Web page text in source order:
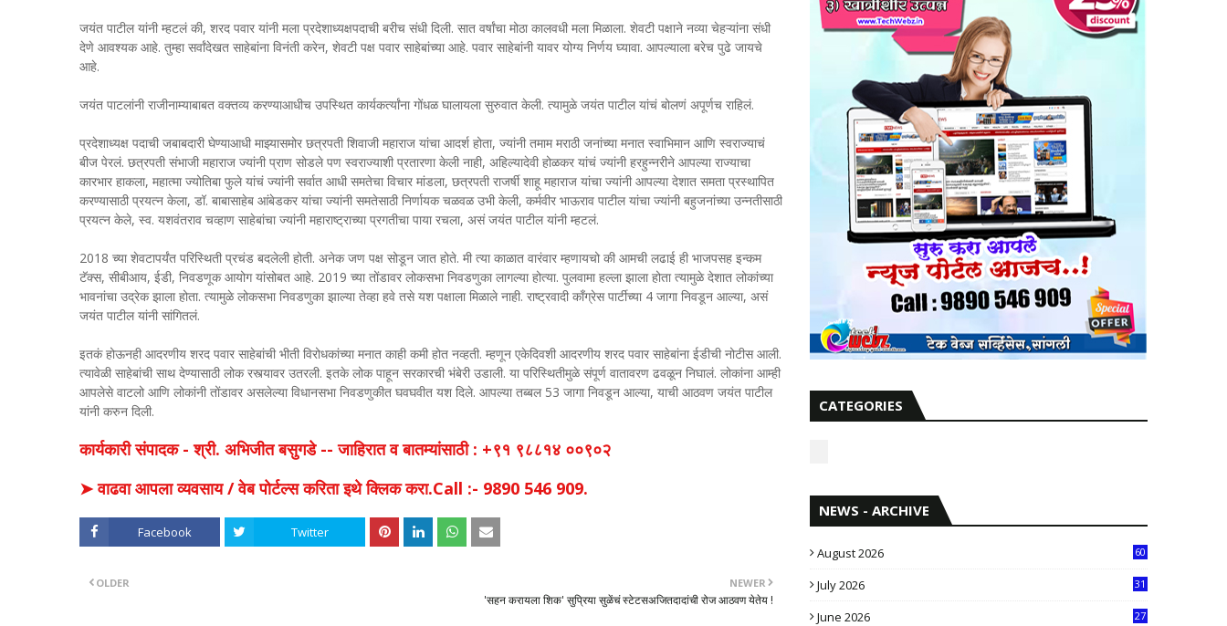
जयंत पाटील यांनी म्हटलं की, शरद पवार यांनी मला प्रदेशाध्यक्षपदाची बरीच संधी दिली. सात वर्षांचा मोठा कालवधी मला मिळाला. शेवटी पक्षाने नव्या चेहऱ्यांना संधी
देणे आवश्यक आहे. तुम्हा सर्वांदेखत साहेबांना विनंती करेन, शेवटी पक्ष पवार साहेबांच्या आहे. पवार साहेबांनी यावर योग्य निर्णय घ्यावा. आपल्याला बरेच पुढे जायचे
आहे.
जयंत पाटलांनी राजीनाम्याबाबत वक्तव्य करण्याआधीच उपस्थित कार्यकर्त्यांना गोंधळ घालायला सुरुवात केली. त्यामुळे जयंत पाटील यांचं बोलणं अपूर्णच राहिलं.
प्रदेशाध्यक्ष पदाची जबाबदारी घेण्याआधी माझ्यासमोर छत्रपती शिवाजी महाराज यांचा आदर्श होता, ज्यांनी तमाम मराठी जनांच्या मनात स्वाभिमान आणि स्वराज्याचं
बीज पेरलं. छत्रपती संभाजी महाराज ज्यांनी प्राण सोडले पण स्वराज्याशी प्रतारणा केली नाही, अहिल्यादेवी होळकर यांचं ज्यांनी हरहुन्नरीने आपल्या राज्याचा
कारभार हाकला, महात्मा ज्योतिबा फुले यांचं ज्यांनी सर्वात आधी समतेचा विचार मांडला, छत्रपती राजर्षी शाहू महाराज यांचा ज्यांनी आपल्या देशात समता प्रस्थापित
करण्यासाठी प्रयत्न केला, डॉ. बाबासाहेब आंबेडकर यांचा ज्यांनी समतेसाठी निर्णायक चळवळ उभी केली, कर्मवीर भाऊराव पाटील यांचा ज्यांनी बहुजनांच्या उन्नतीसाठी
प्रयत्न केले, स्व. यशवंतराव चव्हाण साहेबांचा ज्यांनी महाराष्ट्राच्या प्रगतीचा पाया रचला, असं जयंत पाटील यांनी म्हटलं.
2018 च्या शेवटापर्यंत परिस्थिती प्रचंड बदलेली होती. अनेक जण पक्ष सोडून जात होते. मी त्या काळात वारंवार म्हणायचो की आमची लढाई ही भाजपसह इन्कम
टॅक्स, सीबीआय, ईडी, निवडणूक आयोग यांसोबत आहे. 2019 च्या तोंडावर लोकसभा निवडणुका लागल्या होत्या. पुलवामा हल्ला झाला होता त्यामुळे देशात लोकांच्या
भावनांचा उद्रेक झाला होता. त्यामुळे लोकसभा निवडणुका झाल्या तेव्हा हवे तसे यश पक्षाला मिळाले नाही. राष्ट्रवादी काँग्रेस पार्टीच्या 4 जागा निवडून आल्या, असं
जयंत पाटील यांनी सांगितलं.
इतकं होऊनही आदरणीय शरद पवार साहेबांची भीती विरोधकांच्या मनात काही कमी होत नव्हती. म्हणून एकेदिवशी आदरणीय शरद पवार साहेबांना ईडीची नोटीस आली.
त्यावेळी साहेबांची साथ देण्यासाठी लोक रस्त्यावर उतरली. इतके लोक पाहून सरकारची भंबेरी उडाली. या परिस्थितीमुळे संपूर्ण वातावरण ढवळून निघालं. लोकांना आम्ही
आपलेसे वाटलो आणि लोकांनी तोंडावर असलेल्या विधानसभा निवडणुकीत घवघवीत यश दिले. आपल्या तब्बल 53 जागा निवडून आल्या, याची आठवण जयंत पाटील
यांनी करुन दिली.
कार्यकारी संपादक - श्री. अभिजीत बसुगडे -- जाहिरात व बातम्यांसाठी : +९१ ९८८१४ ००९०२
➤ वाढवा आपला व्यवसाय / वेब पोर्टल्स करिता इथे क्लिक करा.Call :- 9890 546 909.
Facebook Twitter
NEWER
'सहन करायला शिक' सुप्रिया सुळेंचं स्टेटसअजितदादांची रोज आठवण येतेय !
OLDER
CATEGORIES
NEWS - ARCHIVE
August 2026 60
July 2026
31
June 2026
27